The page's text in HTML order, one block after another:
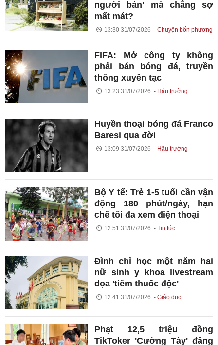
người bán' mà chẳng sợ
mất mát?
13:30 31/07/2026 Chuyện bốn phương
FIFA: Mở công ty không
phải bán bóng đá, truyền
thông xuyên tạc
13:23 31/07/2026 Hậu trường
Huyền thoại bóng đá Franco
Baresi qua đời
13:09 31/07/2026 Hậu trường
Bộ Y tế: Trẻ 1-5 tuổi cần vận
động 180 phút/ngày, hạn
chế tối đa xem điện thoại
12:51 31/07/2026 Tin tức
Đình chỉ học một năm hai
nữ sinh y khoa livestream
dọa 'tiêm thuốc độc'
12:41 31/07/2026 Giáo dục
Phạt 12,5 triệu đồng
TikToker 'Cường Tày' đăng